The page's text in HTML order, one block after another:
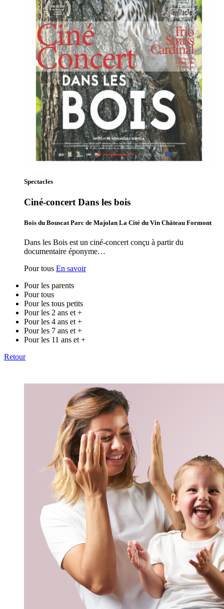
Spectacles
Ciné-concert Dans les bois
Bois du Bouscat Parc de Majolan La Cité du Vin Château Formont
Dans les Bois est un ciné-concert conçu à partir du
documentaire éponyme…
Pour tous En savoir
Pour les parents
Pour tous
Pour les tous petits
Pour les 2 ans et +
Pour les 4 ans et +
Pour les 7 ans et +
Pour les 11 ans et +
Retour